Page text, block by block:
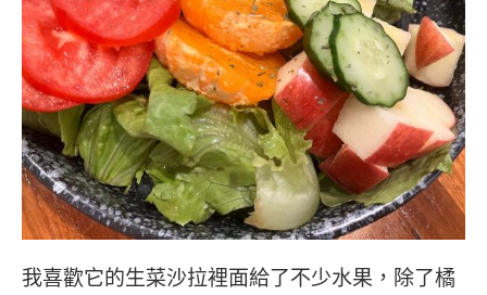
我喜歡它的生菜沙拉裡面給了不少水果，除了橘